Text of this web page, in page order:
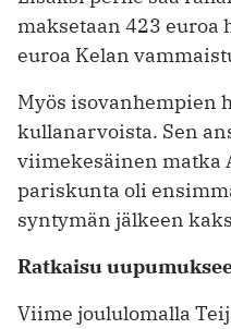
maksetaan 423 euroa
euroa Kelan
Myös isovanhempien
kullanarvoista. Sen
viimekesäinen matka
pariskunta oli
syntymän jälkeen
Ratkaisu
Viime joululomalla